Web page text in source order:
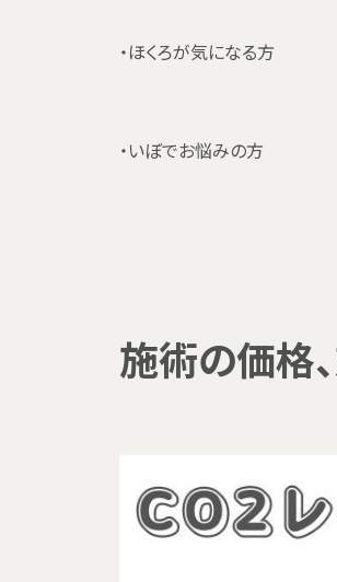
・ほくろが気になる方
・いぼでお悩みの方
施術の価格